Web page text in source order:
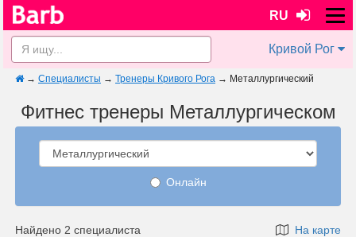
RU
Кривой Рог
→ Специалисты → Тренеры Кривого Рога → Металлургический
Фитнес тренеры Металлургическом
Онлайн
Найдено 2 специалиста На карте